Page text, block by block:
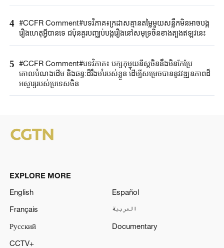
4 #CCFR​ Comment#​បទវិភាគ៖ក្រដាសគ្មានតម្លៃមួយសន្លឹកមិន​អាច​បង្ក
រឿង​ហេតុអ្វីបានទេ ជប៉ុន​គួរ​បញ្ឈប់បង្ករឿងនៅសមុទ្រចិនខាងត្បូងឥឡូវនេះ
5 #CCFR Comment#បទវិភាគ៖ បក្សកុម្មុយនីស្តចិននឹងមិនកែប្រែ
គោលបំណងដើម និងឆន្ទៈដ៏រឹងមាំរបស់ខ្លួន ដើម្បីសម្រេចបាននូវវឌ្ឍនភាពដ៏
អស្ចារ្យរបស់ប្រទេសចិន
EXPLORE MORE
English
Español
Français
العربية
Русский
Documentary
CCTV+